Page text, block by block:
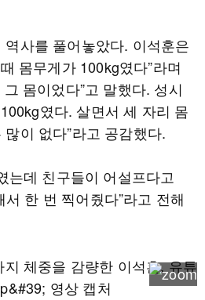
사를 풀어놓았다. 이석훈은
몸무게가 100kg였다”라며
몸이었다”고 말했다. 성시
였다. 살면서 세 자리 몸
이 없다”라고 공감했다.
는데 친구들이 어설프다고
한 번 찍어줬다”라고 전해